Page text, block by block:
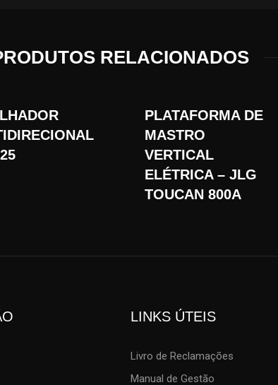
RELACIONADOS
PLATAFORMA DE
MASTRO
VERTICAL
ELÉTRICA – JLG
TOUCAN 800A
LINKS ÚTEIS
Livro de Reclamações
Manual de Gestão